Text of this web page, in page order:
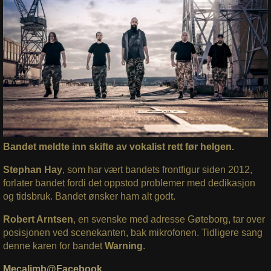
Bandet meldte inn skifte av vokalist rett før helgen.
Stephan Hay, som har vært bandets frontfigur siden 2012,
forlater bandet fordi det oppstod problemer med dedikasjon
og tidsbruk. Bandet ønsker ham alt godt.
Robert Arntsen, en svenske med adresse Gøteborg, tar over
posisjonen ved scenekanten, bak mikrofonen. Tidligere sang
denne karen for bandetWarning.
Mecalimb@Facebook